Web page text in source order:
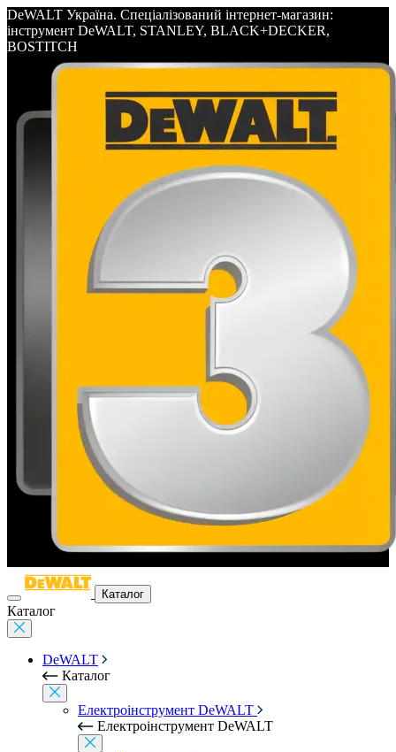
DeWALT Україна. Спеціалізований інтернет-магазин:
інструмент DeWALT, STANLEY, BLACK+DECKER,
BOSTITCH
Каталог
Каталог
DeWALT
Каталог
Електроінструмент DeWALT
Електроінструмент DeWALT